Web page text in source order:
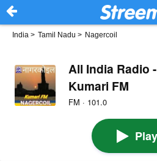
India > Tamil Nadu > Nagercoil
All India Radio
Kumari FM
FM · 101.0
Play